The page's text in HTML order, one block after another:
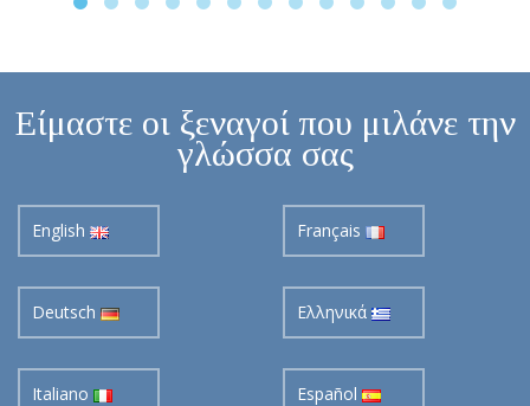
Είμαστε οι ξεναγοί που μιλάνε την
γλώσσα σας
English Français
Deutsch Ελληνικά
Italiano Español